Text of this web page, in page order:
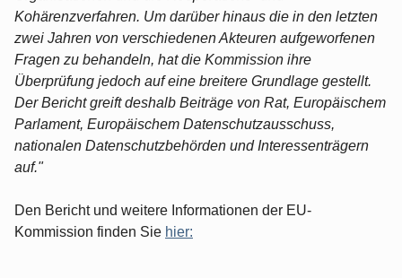
Kohärenzverfahren. Um darüber hinaus die in den letzten
zwei Jahren von verschiedenen Akteuren aufgeworfenen
Fragen zu behandeln, hat die Kommission ihre
Überprüfung jedoch auf eine breitere Grundlage gestellt.
Der Bericht greift deshalb Beiträge von Rat, Europäischem
Parlament, Europäischem Datenschutzausschuss,
nationalen Datenschutzbehörden und Interessenträgern
auf."
Den Bericht und weitere Informationen der EU-
Kommission finden Sie hier: